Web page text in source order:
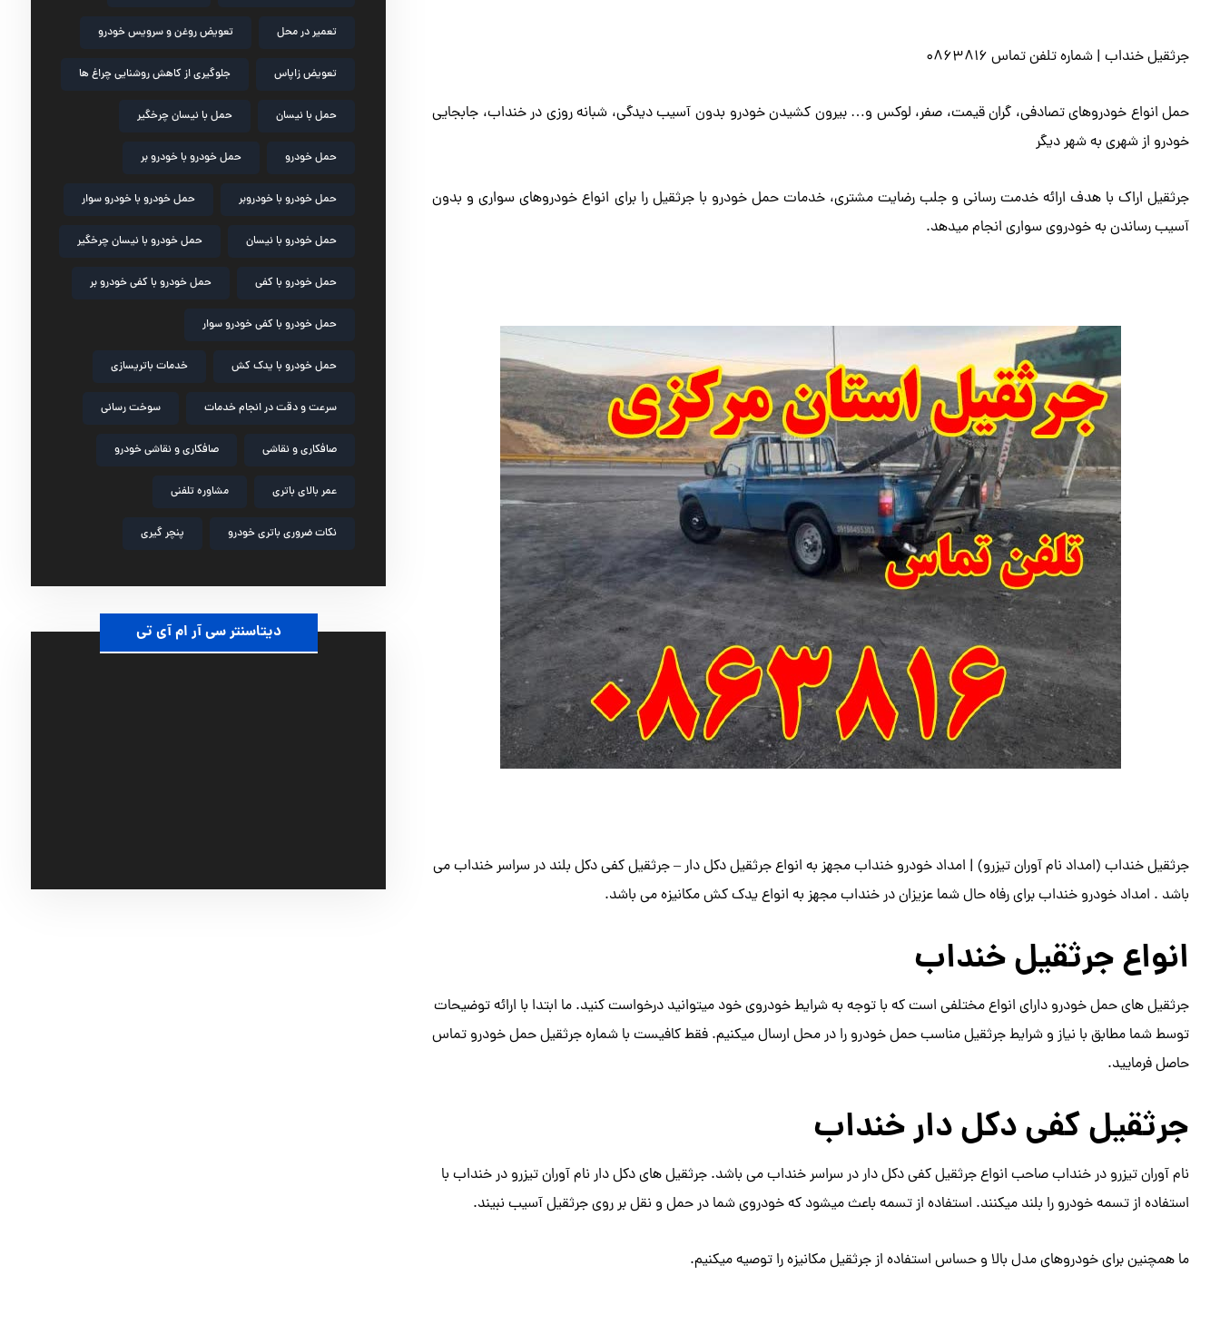
جرثقیل خنداب | شماره تلفن تماس 0863816
حمل انواع خودروهای تصادفی، گران قیمت، صفر، لوکس و… بیرون کشیدن خودرو بدون آسیب دیدگی، شبانه روزی در خنداب، جابجایی
خودرو از شهری به شهر دیگر
جرثقیل اراک با هدف ارائه خدمت رسانی و جلب رضایت مشتری، خدمات حمل خودرو با جرثقیل را برای انواع خودروهای سواری و بدون
آسیب رساندن به خودروی سواری انجام میدهد.
جرثقیل خنداب (امداد نام آوران تیزرو) | امداد خودرو خنداب مجهز به انواع جرثقیل دکل دار – جرثقیل کفی دکل بلند در سراسر خنداب می
باشد . امداد خودرو خنداب برای رفاه حال شما عزیزان در خنداب مجهز به انواع یدک کش مکانیزه می باشد.
انواع جرثقیل خنداب
جرثقیل های حمل خودرو دارای انواع مختلفی است که با توجه به شرایط خودروی خود میتوانید درخواست کنید. ما ابتدا با ارائه توضیحات
توسط شما مطابق با نیاز و شرایط جرثقیل مناسب حمل خودرو را در محل ارسال میکنیم. فقط کافیست با شماره جرثقیل حمل خودرو تماس
حاصل فرمایید.
جرثقیل کفی دکل دار خنداب
نام آوران تیزرو در خنداب صاحب انواع جرثقیل کفی دکل دار در سراسر خنداب می باشد. جرثقیل های دکل دار نام آوران تیزرو در خنداب با
استفاده از تسمه خودرو را بلند میکنند. استفاده از تسمه باعث میشود که خودروی شما در حمل و نقل بر روی جرثقیل آسیب نبیند.
ما همچنین برای خودروهای مدل بالا و حساس استفاده از جرثقیل مکانیزه را توصیه میکنیم.
تعمیر در محل تعویض روغن و سرویس خودرو
تعویض زاپاس جلوگیری از کاهش روشنایی چراغ ها
حمل با نیسان حمل با نیسان چرخگیر
حمل خودرو حمل خودرو با خودرو بر
حمل خودرو با خودروبر حمل خودرو با خودرو سوار
حمل خودرو با نیسان حمل خودرو با نیسان چرخگیر
حمل خودرو با کفی حمل خودرو با کفی خودرو بر
حمل خودرو با کفی خودرو سوار
حمل خودرو با یدک کش خدمات باتریسازی
سرعت و دقت در انجام خدمات سوخت رسانی
صافکاری و نقاشی صافکاری و نقاشی خودرو
عمر بالای باتری مشاوره تلفنی
نکات ضروری باتری خودرو پنچر گیری
دیتاسنتر سی آر ام آی تی